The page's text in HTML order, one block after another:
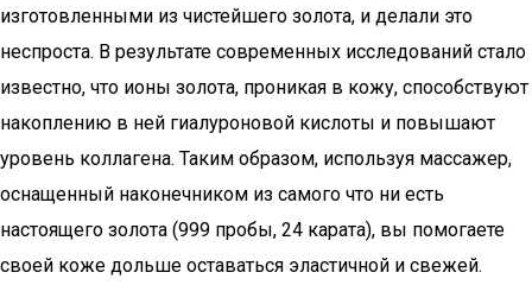
изготовленными из чистейшего золота, и делали это
неспроста. В результате современных исследований стало
известно, что ионы золота, проникая в кожу, способствуют
накоплению в ней гиалуроновой кислоты и повышают
уровень коллагена. Таким образом, используя массажер,
оснащенный наконечником из самого что ни есть
настоящего золота (999 пробы, 24 карата), вы помогаете
своей коже дольше оставаться эластичной и свежей.